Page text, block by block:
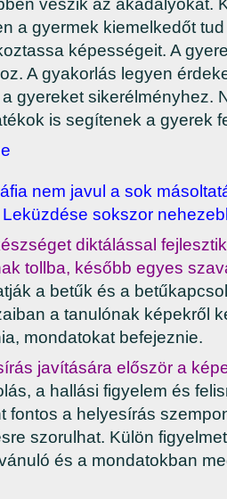
veszik az akadályokat.
a gyermek kiemelkedőt
képességeit. A
A gyakorlás legyen
gyereket sikerélményhez.
is segítenek a gyerek
nem javul a sok
sokszor
diktálással
tollba, később egyes
a betűk és a
a tanulónak képekről
mondatokat befejeznie.
javítására először a
a hallási figyelem és
fontos a helyesírás
szorulhat. Külön
és a mondatokban